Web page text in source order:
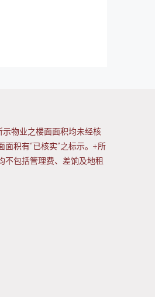
物业之楼面面积均未经核
面积有“已核实”之标示。+所
不包括管理费、差饷及地租